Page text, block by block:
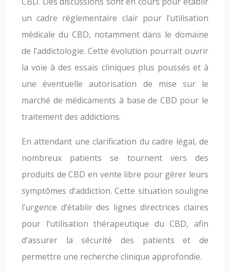
un cadre réglementaire clair pour l’utilisation
médicale du CBD, notamment dans le domaine
de l’addictologie. Cette évolution pourrait ouvrir
la voie à des essais cliniques plus poussés et à
une éventuelle autorisation de mise sur le
marché de médicaments à base de CBD pour le
traitement des addictions.
En attendant une clarification du cadre légal, de
nombreux patients se tournent vers des
produits de CBD en vente libre pour gérer leurs
symptômes d’addiction. Cette situation souligne
l’urgence d’établir des lignes directrices claires
pour l’utilisation thérapeutique du CBD, afin
d’assurer la sécurité des patients et de
permettre une recherche clinique approfondie.